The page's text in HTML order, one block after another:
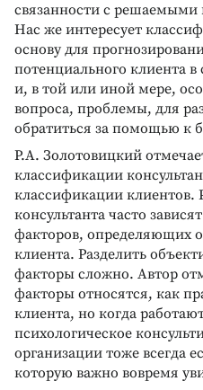
связанности с
Нас же интересует
основу для
потенциального клиента
и, в той или иной мере,
вопроса, проблемы, для
обратиться за помощью к
Р.А. Золотовицкий
классификации
классификации клиентов.
консультанта часто
факторов, определяющих
клиента. Разделить
факторы сложно. Автор
факторы относятся, как
клиента, но когда
психологическое
организации тоже всегда
которую важно вовремя